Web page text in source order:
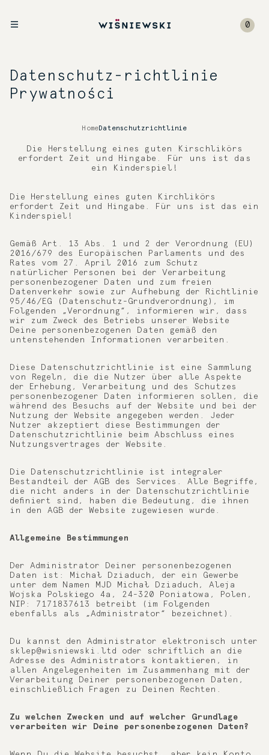
0
Datenschutz-richtlinie
Prywatności
HomeDatenschutzrichtlinie
Die Herstellung eines guten Kirschlikörs
erfordert Zeit und Hingabe. Für uns ist das
ein Kinderspiel!
Die Herstellung eines guten Kirchlikörs
erfordert Zeit und Hingabe. Für uns ist das ein
Kinderspiel!
Gemäß Art. 13 Abs. 1 und 2 der Verordnung (EU)
2016/679 des Europäischen Parlaments und des
Rates vom 27. April 2016 zum Schutz
natürlicher Personen bei der Verarbeitung
personenbezogener Daten und zum freien
Datenverkehr sowie zur Aufhebung der Richtlinie
95/46/EG (Datenschutz-Grundverordnung), im
Folgenden „Verordnung“, informieren wir, dass
wir zum Zweck des Betriebs unserer Website
Deine personenbezogenen Daten gemäß den
untenstehenden Informationen verarbeiten.
Diese Datenschutzrichtlinie ist eine Sammlung
von Regeln, die die Nutzer über alle Aspekte
der Erhebung, Verarbeitung und des Schutzes
personenbezogener Daten informieren sollen, die
während des Besuchs auf der Website und bei der
Nutzung der Website angegeben werden. Jeder
Nutzer akzeptiert diese Bestimmungen der
Datenschutzrichtlinie beim Abschluss eines
Nutzungsvertrages der Website.
Die Datenschutzrichtlinie ist integraler
Bestandteil der AGB des Services. Alle Begriffe,
die nicht anders in der Datenschutzrichtlinie
definiert sind, haben die Bedeutung, die ihnen
in den AGB der Website zugewiesen wurde.
Allgemeine Bestimmungen
Der Administrator Deiner personenbezogenen
Daten ist: Michał Dziaduch, der ein Gewerbe
unter dem Namen MJD Michał Dziaduch, Aleja
Wojska Polskiego 4a, 24-320 Poniatowa, Polen,
NIP: 7171837613 betreibt (im Folgenden
ebenfalls als „Administrator“ bezeichnet).
Du kannst den Administrator elektronisch unter
sklep@wisniewski.ltd oder schriftlich an die
Adresse des Administrators kontaktieren, in
allen Angelegenheiten im Zusammenhang mit der
Verarbeitung Deiner personenbezogenen Daten,
einschließlich Fragen zu Deinen Rechten.
Zu welchen Zwecken und auf welcher Grundlage
verarbeiten wir Deine personenbezogenen Daten?